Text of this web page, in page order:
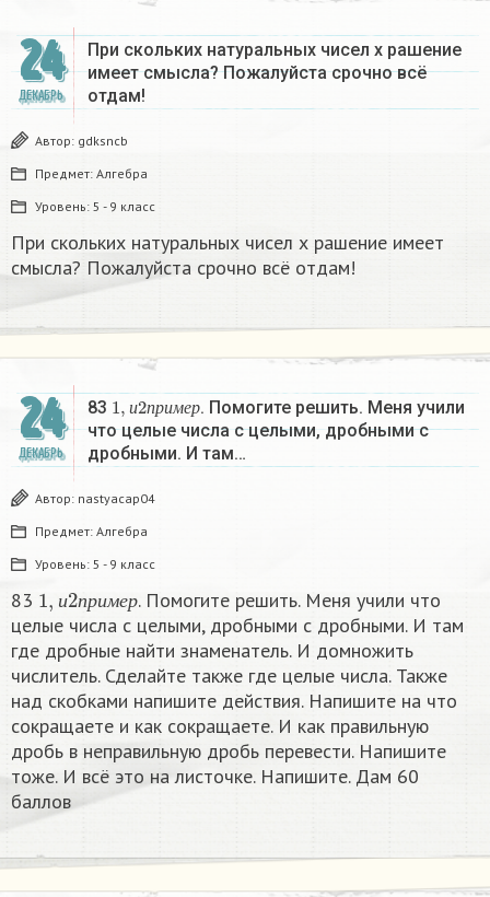
24
ДЕКАБРЬ
При скольких натуральных чисел х рашение
имеет смысла? Пожалуйста срочно всё
отдам!
Автор: gdksncb
Предмет: Алгебра
Уровень: 5 - 9 класс
При скольких натуральных чисел х рашение имеет
смысла? Пожалуйста срочно всё отдам!
24
ДЕКАБРЬ
83 и пр име р
1,и 2пример
. Помогите решить. Меня учили
что целые числа с целыми, дробными с
дробными. И там…
Автор: nastyacap04
Предмет: Алгебра
Уровень: 5 - 9 класс
83 и п р име р
1 2п
. Помогите решить. Меня учили что
целые числа с целыми, дробными с дробными. И там
где дробные найти знаменатель. И домножить
числитель. Сделайте также где целые числа. Также
над скобками напишите действия. Напишите на что
сокращаете и как сокращаете. И как правильную
дробь в неправильную дробь перевести. Напишите
тоже. И всё это на листочке. Напишите. Дам 60
баллов